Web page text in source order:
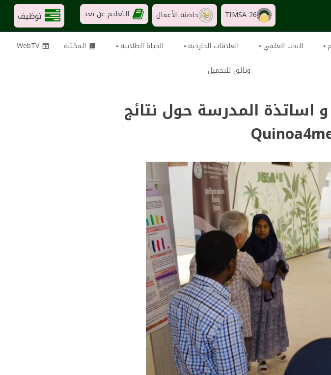
TIMSA 26 حاضنة الأعمال التعليم عن بعد
توظيف
البحث العلمي العلاقات الخارجية الحياة الطلابية المكتبة
WebTV
وثائق للتحميل
اساتذة المدرسة حول نتائج